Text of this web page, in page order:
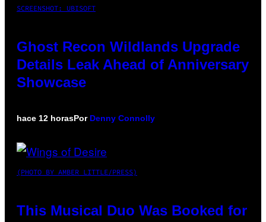
SCREENSHOT: UBISOFT
Ghost Recon Wildlands Upgrade
Details Leak Ahead of Anniversary
Showcase
hace 12 horasPor Denny Connolly
(PHOTO BY AMBER LITTLE/PRESS)
This Musical Duo Was Booked for